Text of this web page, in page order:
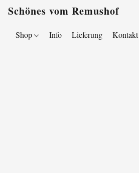
Schönes vom Remushof
Shop Info Lieferung Kontakt